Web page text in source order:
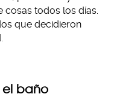
cosas todos los días.
que decidieron
el baño